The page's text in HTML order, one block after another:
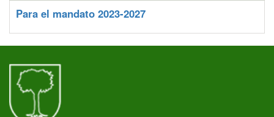
Para el mandato 2023-2027